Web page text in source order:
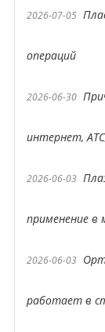
2026-07-05
операций
2026-06-30
интернет,
2026-06-03
применение в
2026-06-03
работает в